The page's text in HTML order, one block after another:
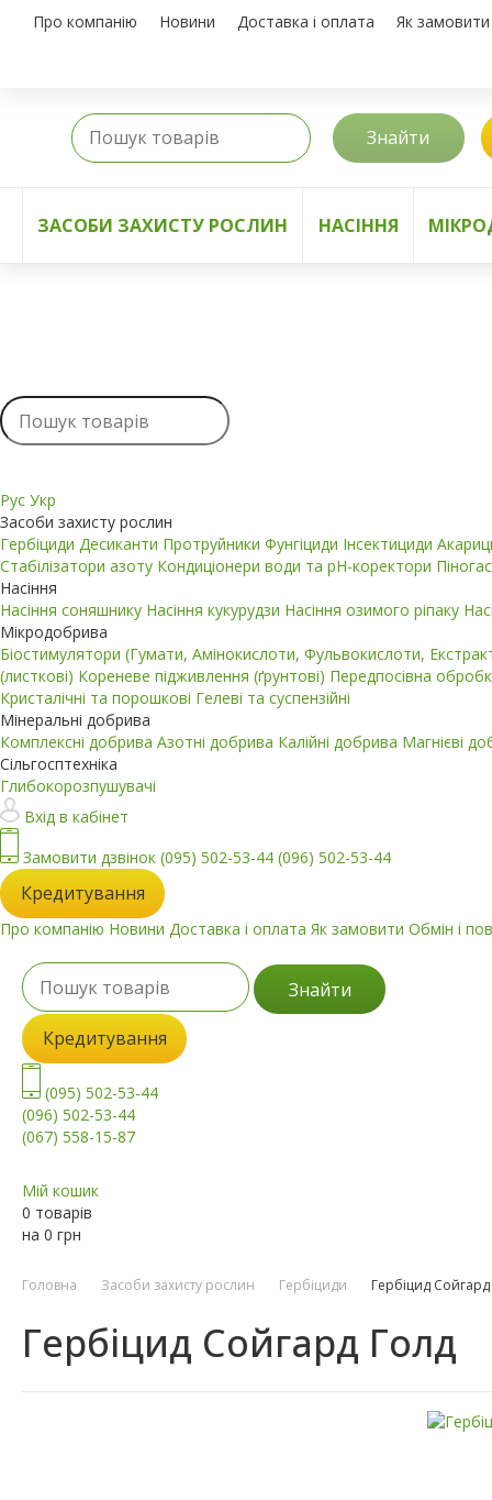
Про компанію Новини Доставка і оплата Як замовити
Знайти
ЗАСОБИ ЗАХИСТУ РОСЛИН НАСІННЯ
Рус Укр
Засоби захисту рослин
Гербіциди Десиканти Протруйники Фунгіциди Інсектициди
Стабілізатори азоту Кондиціонери води та pH-коректори
Насіння
Насіння соняшнику Насіння кукурудзи Насіння озимого ріпаку
Мікродобрива
Біостимулятори (Гумати, Амінокислоти, Фульвокислоти,
(листкові) Кореневе підживлення (ґрунтові) Передпосівна
Кристалічні та порошкові Гелеві та суспензійні
Мінеральні добрива
Комплексні добрива Азотні добрива Калійні добрива Магнієві
Сільгосптехніка
Глибокорозпушувачі
Вхід в кабінет
Замовити дзвінок (095) 502-53-44 (096) 502-53-44
Кредитування
Про компанію Новини Доставка і оплата Як замовити Обмін і
Знайти
Кредитування
(095) 502-53-44
(096) 502-53-44
(067) 558-15-87
Мій кошик
0 товарів
на 0 грн
Головна Засоби захисту рослин Гербіциди Гербіцид
Гербіцид Сойгард Голд